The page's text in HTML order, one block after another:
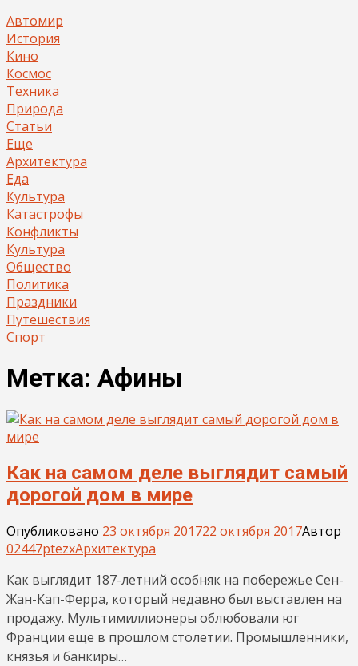
Автомир
История
Кино
Космос
Техника
Природа
Статьи
Еще
Архитектура
Еда
Культура
Катастрофы
Конфликты
Культура
Общество
Политика
Праздники
Путешествия
Спорт
Метка: Афины
Как на самом деле выглядит самый
дорогой дом в мире
Опубликовано 23 октября 201722 октября 2017Автор
02447ptezxАрхитектура
Как выглядит 187-летний особняк на побережье Сен-
Жан-Кап-Ферра, который недавно был выставлен на
продажу. Мультимиллионеры облюбовали юг
Франции еще в прошлом столетии. Промышленники,
князья и банкиры…